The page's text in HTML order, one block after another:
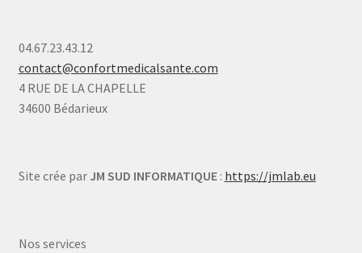
04.67.23.43.12
contact@confortmedicalsante.com
4 RUE DE LA CHAPELLE
34600 Bédarieux
Site crée par JM SUD INFORMATIQUE: https://jmlab.eu
Nos services